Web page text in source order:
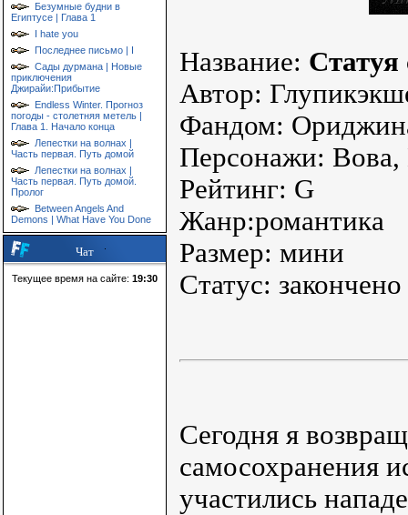
Безумные будни в
Египтусе | Глава 1
I hate you
Последнее письмо | I
Сады дурмана | Новые
приключения
Джирайи:Прибытие
Endless Winter. Прогноз
погоды - столетняя метель |
Глава 1. Начало конца
Лепестки на волнах |
Часть первая. Путь домой
Лепестки на волнах |
Часть первая. Путь домой.
Пролог
Between Angels And
Demons | What Have You Done
Чат
Текущее время на сайте: 19:30
Название: Статуя
Автор:
Фандом:
Персонажи: Вова,
Рейтинг: G
Жанр:романтика
Размер: мини
Статус: закончено
Сегодня я
самосохранения
участились